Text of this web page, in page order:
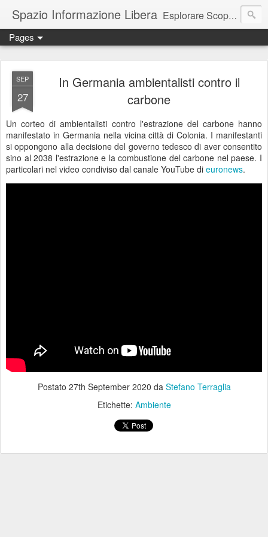
Spazio Informazione Libera Esplorare Scoprire Creare
Escursioni, viaggi, arte, tecnologia, attualità
Pages
SEP
27
In Germania ambientalisti contro il
carbone
Un corteo di ambientalisti contro l'estrazione del carbone hanno
manifestato in Germania nella vicina città di Colonia. I manifestanti
si oppongono alla decisione del governo tedesco di aver consentito
sino al 2038 l'estrazione e la combustione del carbone nel paese. I
particolari nel video condiviso dal canale YouTube di euronews.
Postato 27th September 2020 da Stefano Terraglia
Etichette: Ambiente